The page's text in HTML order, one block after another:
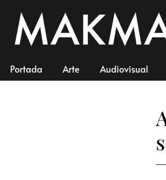
Portada Arte Audiovisual